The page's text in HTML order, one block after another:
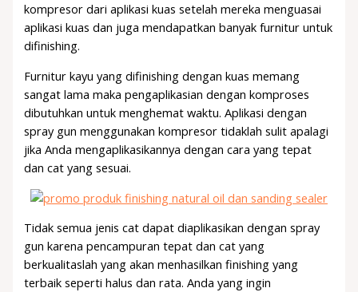
kompresor dari aplikasi kuas setelah mereka menguasai
aplikasi kuas dan juga mendapatkan banyak furnitur untuk
difinishing.
Furnitur kayu yang difinishing dengan kuas memang
sangat lama maka pengaplikasian dengan komproses
dibutuhkan untuk menghemat waktu. Aplikasi dengan
spray gun menggunakan kompresor tidaklah sulit apalagi
jika Anda mengaplikasikannya dengan cara yang tepat
dan cat yang sesuai.
Tidak semua jenis cat dapat diaplikasikan dengan spray
gun karena pencampuran tepat dan cat yang
berkualitaslah yang akan menhasilkan finishing yang
terbaik seperti halus dan rata. Anda yang ingin